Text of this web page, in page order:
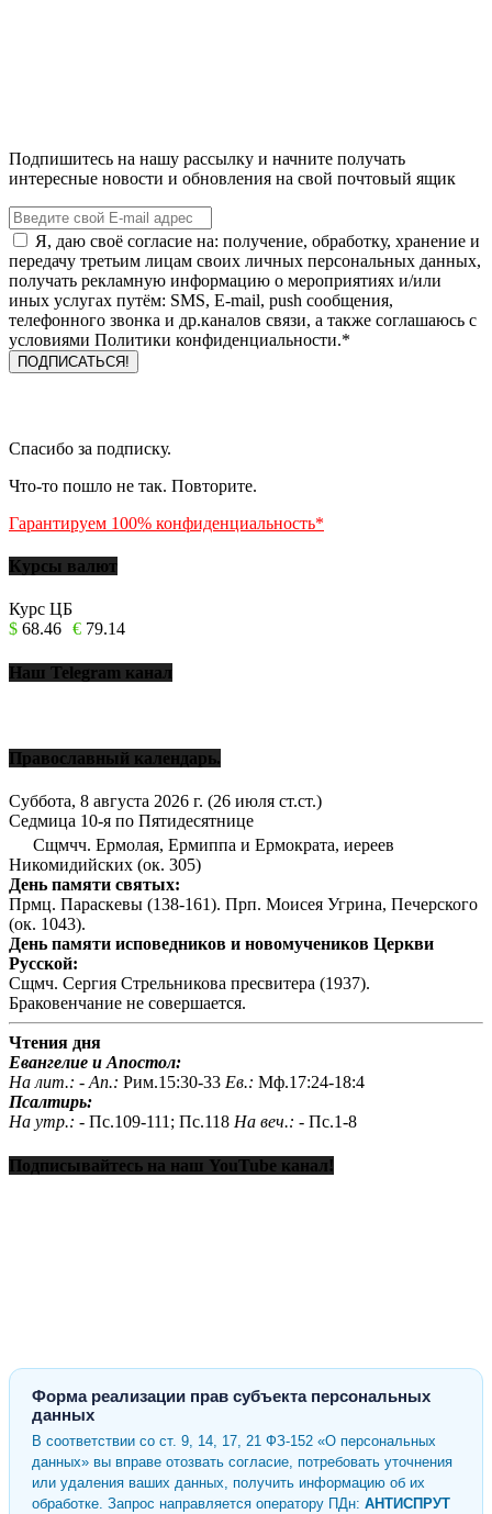
Подпишитесь на нашу рассылку и начните получать
интересные новости и обновления на свой почтовый ящик
Я, даю своё согласие на: получение, обработку, хранение и
передачу третьим лицам своих личных персональных данных,
получать рекламную информацию о мероприятиях и/или
иных услугах путём: SMS, E-mail, push сообщения,
телефонного звонка и др.каналов связи, а также соглашаюсь с
условиями Политики конфиденциальности.*
Спасибо за подписку.
Что-то пошло не так. Повторите.
Гарантируем 100% конфиденциальность*
Курсы валют
Курс ЦБ
$ 68.46 € 79.14
Наш Telegram канал
Православный календарь.
Суббота, 8 августа 2026 г. (26 июля ст.ст.)
Седмица 10-я по Пятидесятнице
Сщмчч. Ермолая, Ермиппа и Ермократа, иереев
Никомидийских (ок. 305)
День памяти святых:
Прмц. Параскевы (138-161). Прп. Моисея Угрина, Печерского
(ок. 1043).
День памяти исповедников и новомучеников Церкви
Русской:
Сщмч. Сергия Стрельникова пресвитера (1937).
Браковенчание не совершается.
Чтения дня
Евангелие и Апостол:
На лит.: - Ап.: Рим.15:30-33 Ев.: Мф.17:24-18:4
Псалтирь:
На утр.: - Пс.109-111; Пс.118 На веч.: - Пс.1-8
Подписывайтесь на наш YouTube канал!
Форма реализации прав субъекта персональных
данных
В соответствии со ст. 9, 14, 17, 21 ФЗ-152 «О персональных
данных» вы вправе отозвать согласие, потребовать уточнения
или удаления ваших данных, получить информацию об их
обработке. Запрос направляется оператору ПДн: АНТИСПРУТ